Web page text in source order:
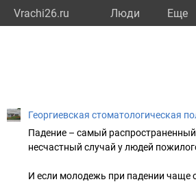
Vrachi26.ru Люди Eще
Георгиевская стоматологическая
Падение – самый
несчастный случай у людей
И если молодежь при падении чаще